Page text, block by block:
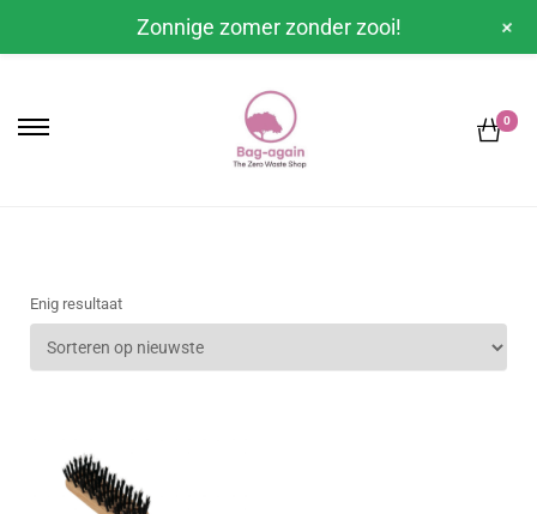
0
Enig resultaat
Zonnige zomer zonder zooi! +